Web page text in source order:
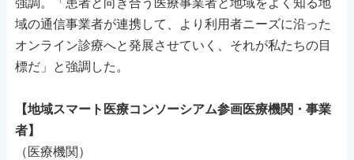
域の通信事業者が連携して、より利用者ニーズに沿った
オンライン診療へと発展させていく、それが私たちの目
標だ」と強調した。
【地域スマート医療コンソーシアム参画医療機関・事業
者】
（医療機関）